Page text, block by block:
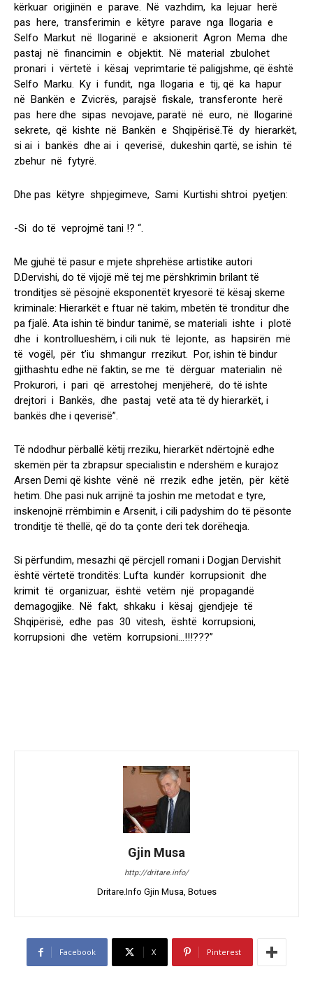
kërkuar origjinën e parave. Në vazhdim, ka lejuar herë
pas here, transferimin e këtyre parave nga llogaria e
Selfo Markut në llogarinë e aksionerit Agron Mema dhe
pastaj në financimin e objektit. Në material zbulohet
pronari i vërtetë i kësaj veprimtarie të paligjshme, që është
Selfo Marku. Ky i fundit, nga llogaria e tij, që ka hapur
në Bankën e Zvicrës, parajsë fiskale, transferonte herë
pas here dhe sipas nevojave, paratë në euro, në llogarinë
sekrete, që kishte në Bankën e Shqipërisë.Të dy hierarkët,
si ai i bankës dhe ai i qeverisë, dukeshin qartë, se ishin të
zbehur në fytyrë.
Dhe pas këtyre shpjegimeve, Sami Kurtishi shtroi pyetjen:
-Si do të veprojmë tani !? “.
Me gjuhë të pasur e mjete shprehëse artistike autori
D.Dervishi, do të vijojë më tej me përshkrimin brilant të
tronditjes së pësojnë eksponentët kryesorë të kësaj skeme
kriminale: Hierarkët e ftuar në takim, mbetën të tronditur dhe
pa fjalë. Ata ishin të bindur tanimë, se materiali ishte i plotë
dhe i kontrollueshëm, i cili nuk të lejonte, as hapsirën më
të vogël, për t’iu shmangur rrezikut. Por, ishin të bindur
gjithashtu edhe në faktin, se me të dërguar materialin në
Prokurori, i pari që arrestohej menjëherë, do të ishte
drejtori i Bankës, dhe pastaj vetë ata të dy hierarkët, i
bankës dhe i qeverisë”.
Të ndodhur përballë këtij rreziku, hierarkët ndërtojnë edhe
skemën për ta zbrapsur specialistin e ndershëm e kurajoz
Arsen Demi që kishte vënë në rrezik edhe jetën, për këtë
hetim. Dhe pasi nuk arrijnë ta joshin me metodat e tyre,
inskenojnë rrëmbimin e Arsenit, i cili padyshim do të pësonte
tronditje të thellë, që do ta çonte deri tek dorëheqja.
Si përfundim, mesazhi që përcjell romani i Dogjan Dervishit
është vërtetë tronditës: Lufta kundër korrupsionit dhe
krimit të organizuar, është vetëm një propagandë
demagogjike. Në fakt, shkaku i kësaj gjendjeje të
Shqipërisë, edhe pas 30 vitesh, është korrupsioni,
korrupsioni dhe vetëm korrupsioni…!!!???”
Gjin Musa
http://dritare.info/
Dritare.Info Gjin Musa, Botues
Facebook X Pinterest